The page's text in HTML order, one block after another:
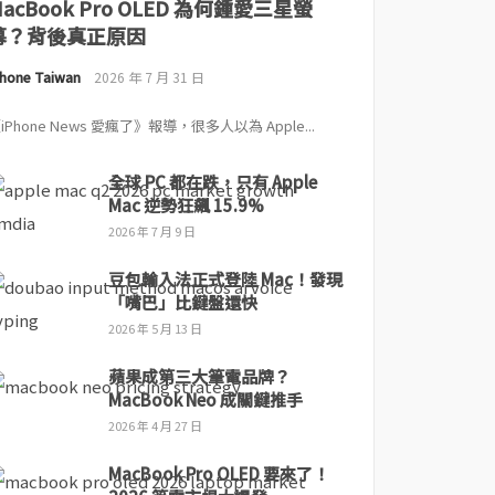
Pro OLED 為何鍾愛三星螢
？背後真正原因
Taiwan 2026 年 7 月 31 日
News 愛瘋了》報導，很多人以為 Apple...
全球 PC 都在跌，只有 Apple
Mac 逆勢狂飆 15.9%
2026 年 7 月 9 日
豆包輸入法正式登陸 Mac！發現
「嘴巴」比鍵盤還快
2026 年 5 月 13 日
蘋果成第三大筆電品牌？
MacBook Neo 成關鍵推手
2026 年 4 月 27 日
MacBook Pro OLED 要來了！